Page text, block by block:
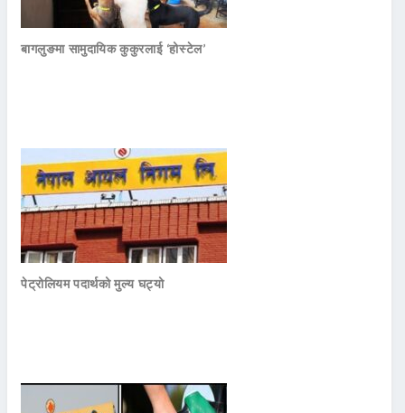
बागलुङमा सामुदायिक कुकुरलाई ‘होस्टेल’
पेट्रोलियम पदार्थको मुल्य घट्यो